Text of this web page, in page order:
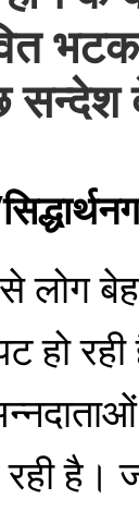
से लोग
हो
है।